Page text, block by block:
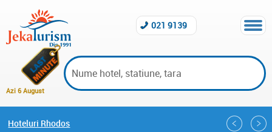
Azi 6 August
021 9139
Hoteluri Rhodos